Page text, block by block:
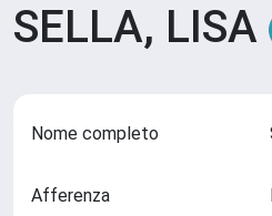
SELLA, LISA
Nome completo
Afferenza